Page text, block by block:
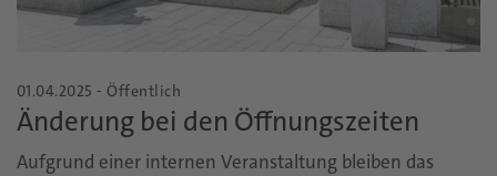
01.04.2025 - Öffentlich
Änderung bei den Öffnungszeiten
Aufgrund einer internen Veranstaltung bleiben das